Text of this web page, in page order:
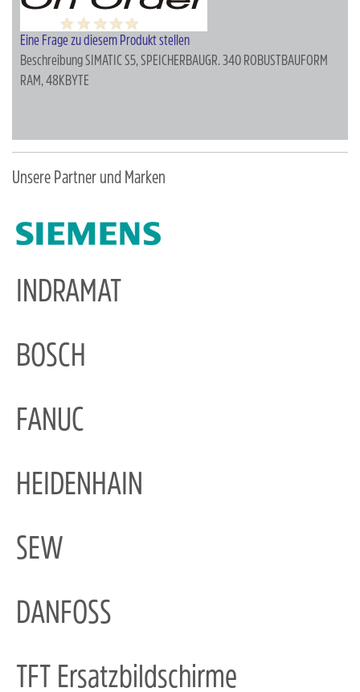
Eine Frage zu diesem Produkt stellen
BeschreibungSIMATIC S5, SPEICHERBAUGR. 340 ROBUSTBAUFORM
RAM, 48KBYTE
Unsere Partner und Marken
INDRAMAT
BOSCH
FANUC
HEIDENHAIN
SEW
DANFOSS
TFT Ersatzbildschirme